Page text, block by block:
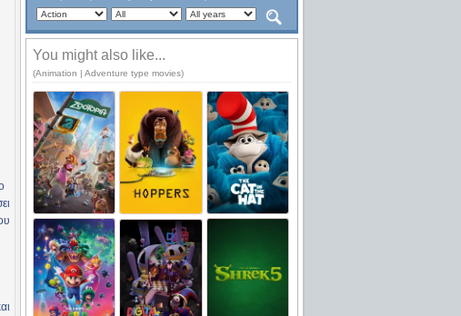
You might also like...
(Animation | Adventure type movies)